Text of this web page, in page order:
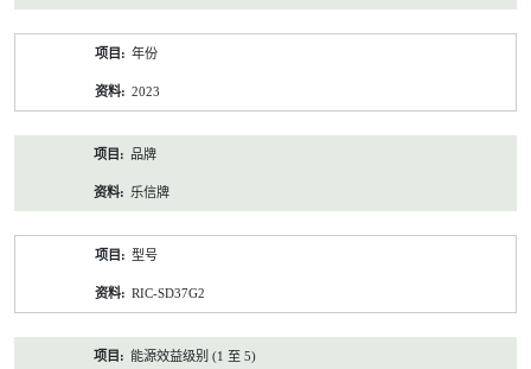
年份
2023
品牌
乐信牌
型号
RIC-SD37G2
能源效益级别 (1 至 5)